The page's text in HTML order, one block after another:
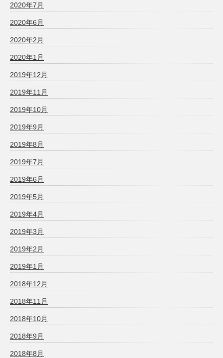
2020年7月
2020年6月
2020年2月
2020年1月
2019年12月
2019年11月
2019年10月
2019年9月
2019年8月
2019年7月
2019年6月
2019年5月
2019年4月
2019年3月
2019年2月
2019年1月
2018年12月
2018年11月
2018年10月
2018年9月
2018年8月